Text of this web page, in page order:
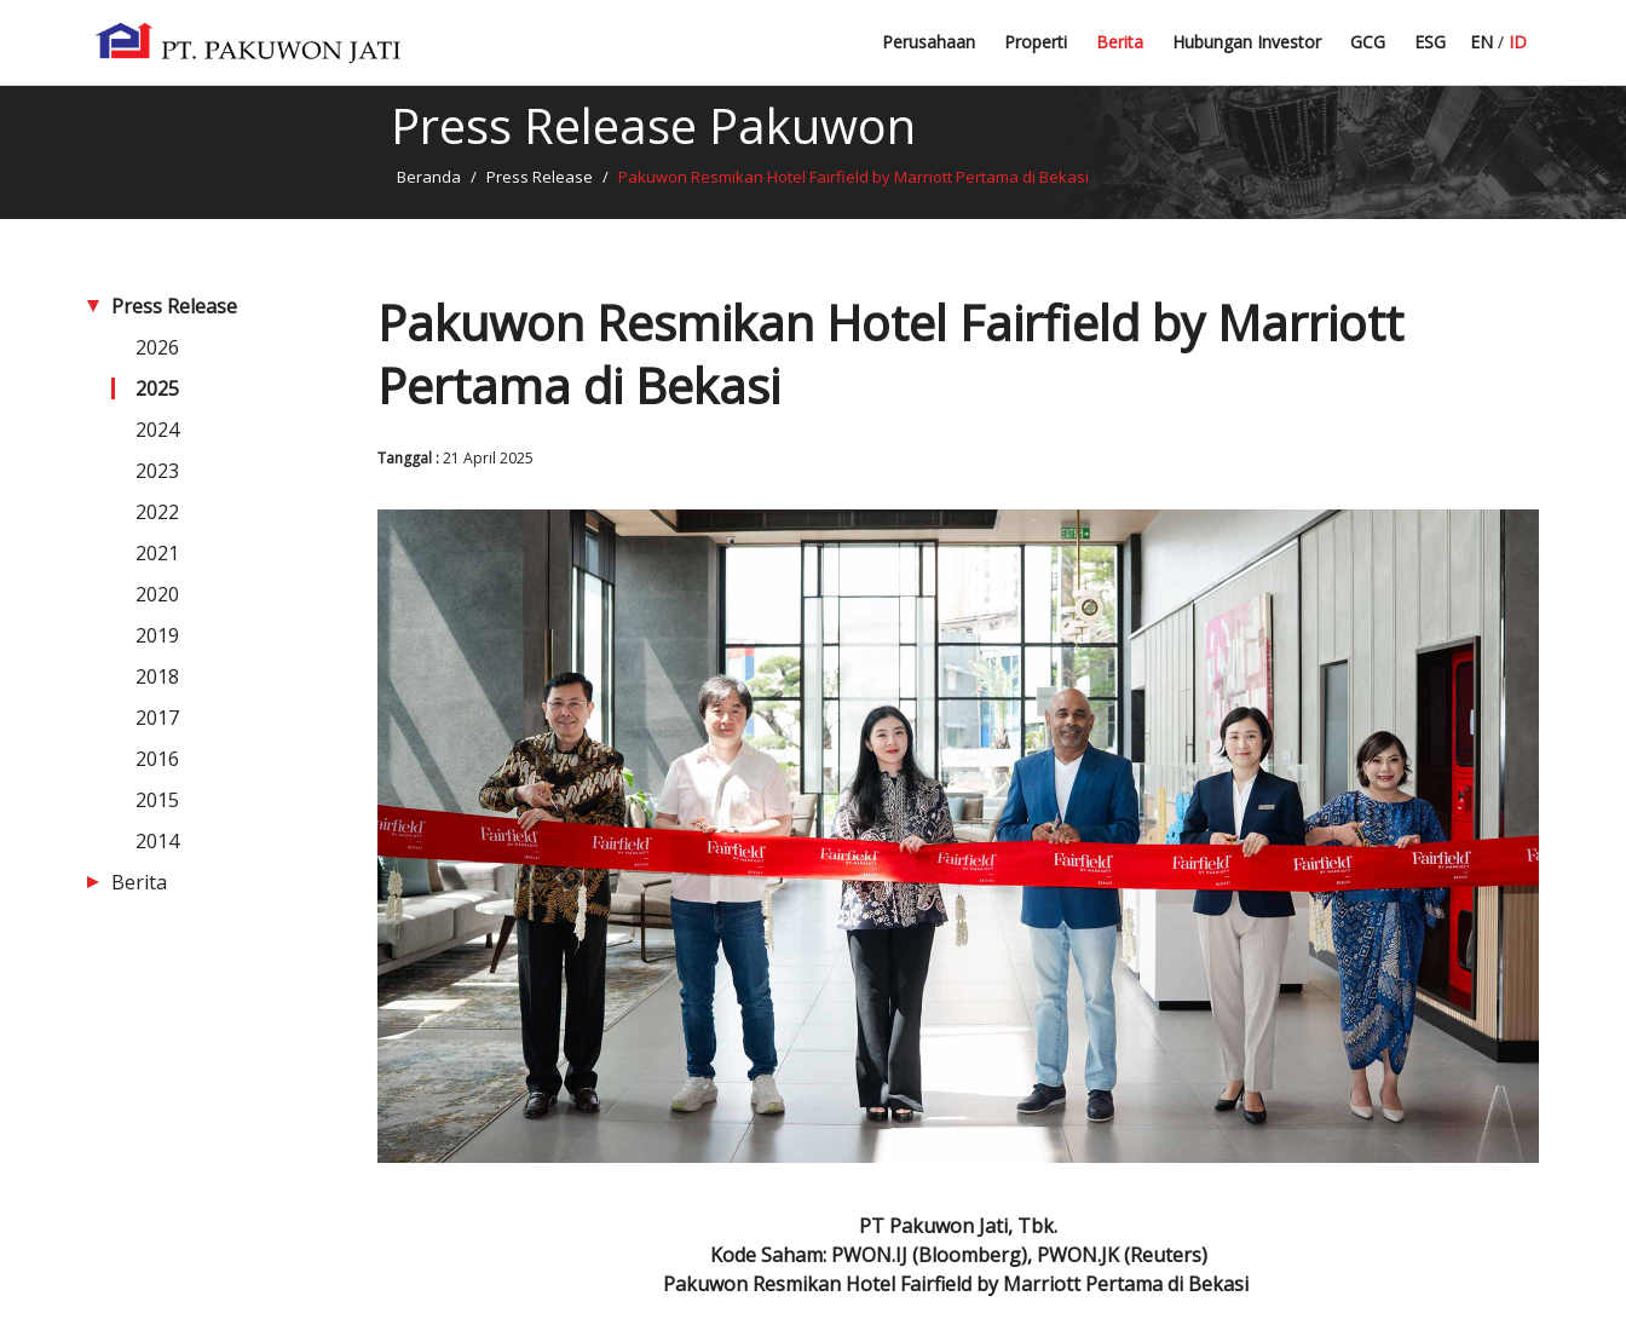
Perusahaan
Penghargaan
Properti Berita
Berita TerbaruHubungan Investor
Financial Highlight
GCG
Sekretaris Perusahaan
ESG
CSR
EN / ID
Press Release Pakuwon
Beranda / Press Release / Pakuwon Resmikan Hotel Fairfield by Marriott Pertama di Bekasi
Press Release
2026
2025
2024
2023
2022
2021
2020
2019
2018
2017
2016
2015
2014
Berita
Pakuwon Resmikan Hotel Fairfield by Marriott
Pertama di Bekasi
Tanggal :21 April 2025
PT Pakuwon Jati, Tbk.
Kode Saham: PWON.IJ (Bloomberg), PWON.JK (Reuters)
Pakuwon Resmikan Hotel Fairfield by Marriott Pertama di Bekasi